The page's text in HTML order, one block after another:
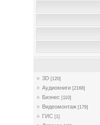
3D [120]
Аудиокниги [2168]
Бизнес [110]
Видеомонтаж [179]
ГИС [1]